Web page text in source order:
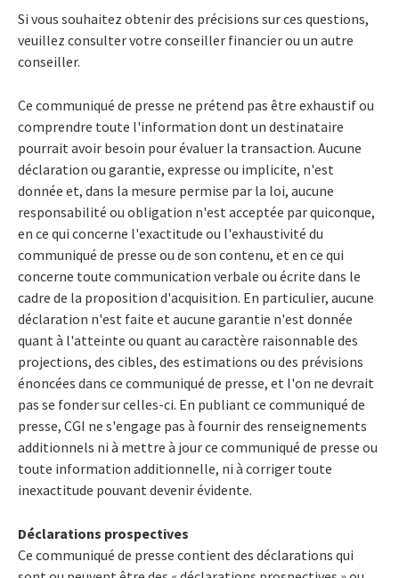
Si vous souhaitez obtenir des précisions sur ces questions,
veuillez consulter votre conseiller financier ou un autre
conseiller.
Ce communiqué de presse ne prétend pas être exhaustif ou
comprendre toute l'information dont un destinataire
pourrait avoir besoin pour évaluer la transaction. Aucune
déclaration ou garantie, expresse ou implicite, n'est
donnée et, dans la mesure permise par la loi, aucune
responsabilité ou obligation n'est acceptée par quiconque,
en ce qui concerne l'exactitude ou l'exhaustivité du
communiqué de presse ou de son contenu, et en ce qui
concerne toute communication verbale ou écrite dans le
cadre de la proposition d'acquisition. En particulier, aucune
déclaration n'est faite et aucune garantie n'est donnée
quant à l'atteinte ou quant au caractère raisonnable des
projections, des cibles, des estimations ou des prévisions
énoncées dans ce communiqué de presse, et l'on ne devrait
pas se fonder sur celles-ci. En publiant ce communiqué de
presse, CGI ne s'engage pas à fournir des renseignements
additionnels ni à mettre à jour ce communiqué de presse ou
toute information additionnelle, ni à corriger toute
inexactitude pouvant devenir évidente.
Déclarations prospectives
Ce communiqué de presse contient des déclarations qui